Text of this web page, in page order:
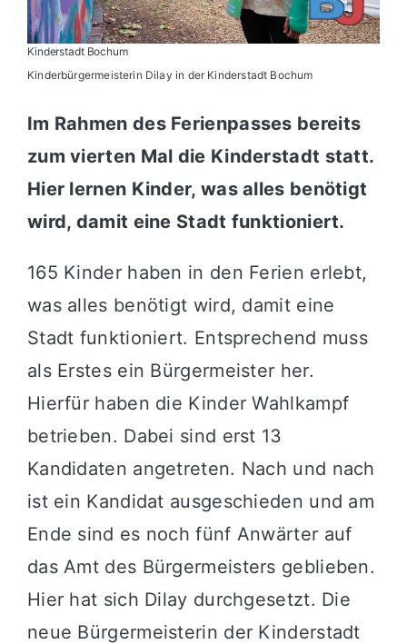
Kinderstadt Bochum
Kinderbürgermeisterin Dilay in der Kinderstadt Bochum
Im Rahmen des Ferienpasses bereits
zum vierten Mal die Kinderstadt statt.
Hier lernen Kinder, was alles benötigt
wird, damit eine Stadt funktioniert.
165 Kinder haben in den Ferien erlebt,
was alles benötigt wird, damit eine
Stadt funktioniert. Entsprechend muss
als Erstes ein Bürgermeister her.
Hierfür haben die Kinder Wahlkampf
betrieben. Dabei sind erst 13
Kandidaten angetreten. Nach und nach
ist ein Kandidat ausgeschieden und am
Ende sind es noch fünf Anwärter auf
das Amt des Bürgermeisters geblieben.
Hier hat sich Dilay durchgesetzt. Die
neue Bürgermeisterin der Kinderstadt